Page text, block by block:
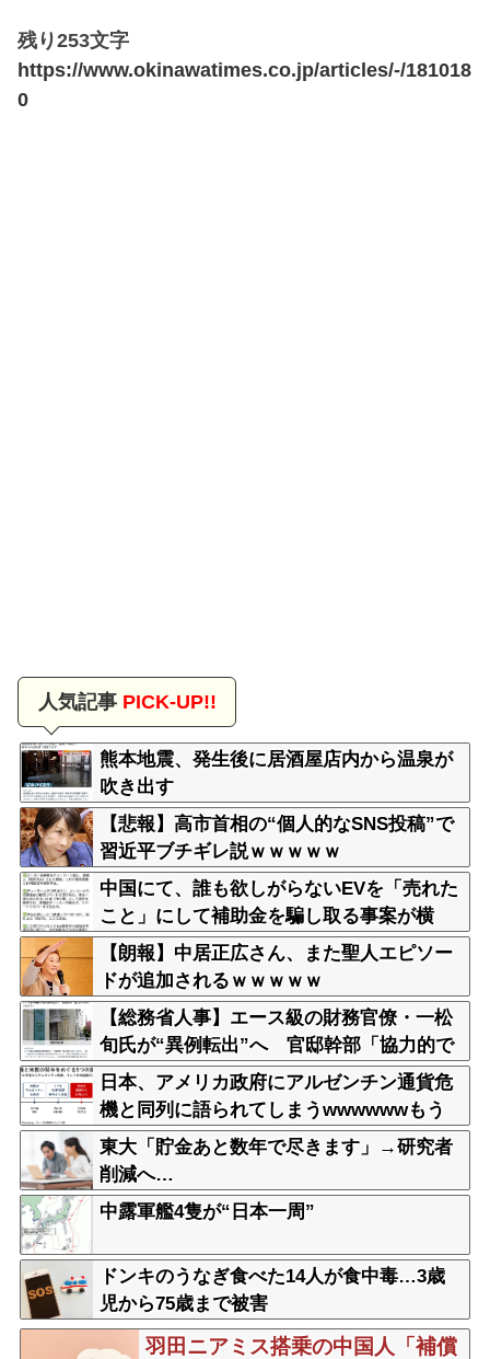
残り253文字
https://www.okinawatimes.co.jp/articles/-/181018
0
人気記事PICK-UP!!
熊本地震、発生後に居酒屋店内から温泉が
吹き出す
【悲報】高市首相の“個人的なSNS投稿”で
習近平ブチギレ説ｗｗｗｗｗ
中国にて、誰も欲しがらないEVを「売れた
こと」にして補助金を騙し取る事案が横
行。販売実績水増し
【朗報】中居正広さん、また聖人エピソー
ドが追加されるｗｗｗｗｗ
【総務省人事】エース級の財務官僚・一松
旬氏が“異例転出”へ 官邸幹部「協力的で
なかったから」
日本、アメリカ政府にアルゼンチン通貨危
機と同列に語られてしまうwwwwwwもう
すでに158円に戻る
東大「貯金あと数年で尽きます」→研究者
削減へ…
中露軍艦4隻が“日本一周”
ドンキのうなぎ食べた14人が食中毒…3歳
児から75歳まで被害
羽田ニアミス搭乗の中国人「補償